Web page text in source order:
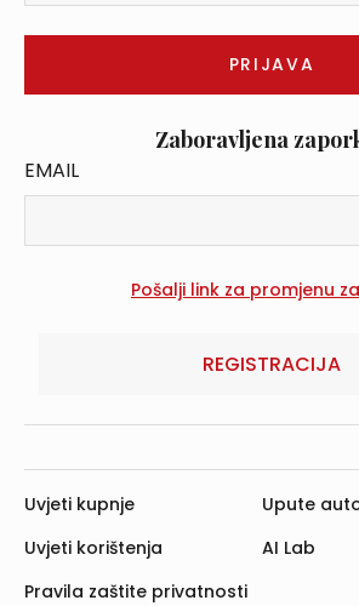
Zaboravljena
EMAIL
REGISTRACIJA
Uvjeti kupnje
Uvjeti korištenja
Pravila zaštite privatnosti
Upute
AI Lab